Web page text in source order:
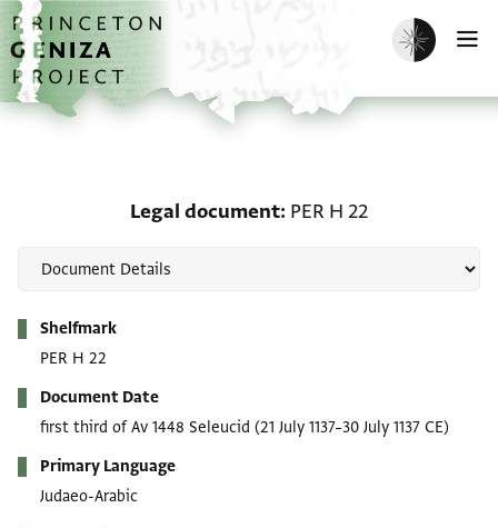
Skip to main content
home
Enable dark
Legal document PER H 22
Shelfmark
PER H 22
Document Date
first third of Av 1448 Seleucid (21 July 1137–30 July 1137 CE)
Primary Language
Judaeo-Arabic